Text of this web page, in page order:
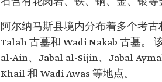
阿尔纳马斯县境内分布着多个考
Talah 古墓和 Wadi Nakab 古墓。
al-Ain、Jabal al-Sijin、Jabal
Khail 和 Wadi Awas 等地点。